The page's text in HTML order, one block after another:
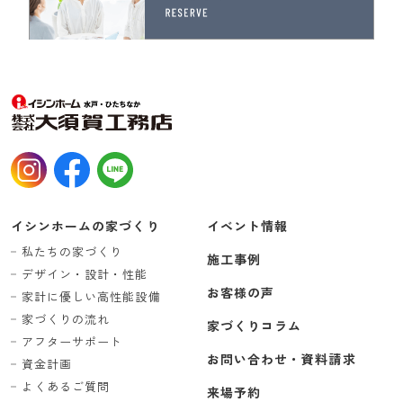
イシンホームの家づくり
私たちの家づくり
デザイン・設計・性能
家計に優しい高性能設備
家づくりの流れ
アフターサポート
資金計画
よくあるご質問
イベント情報
施工事例
お客様の声
家づくりコラム
お問い合わせ・資料請求
来場予約